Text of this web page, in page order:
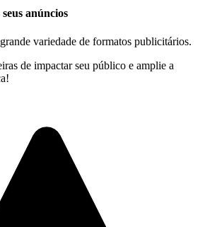
anúncios
variedade de formatos publicitários.
de impactar seu público e amplie a